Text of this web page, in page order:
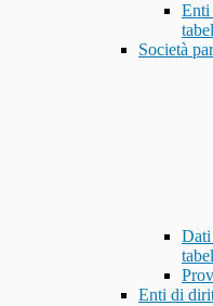
Enti
Società
Dati
Enti di